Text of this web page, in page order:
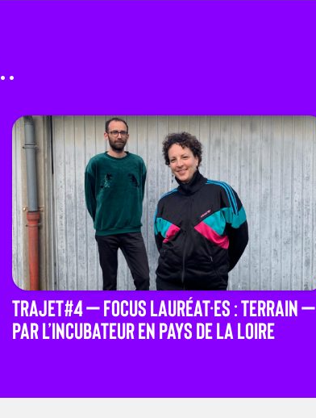
TRAJET#4 – Focus Lauréat·es : TERRAIN –
par L’Incubateur en Pays de la Loire